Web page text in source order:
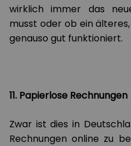
wirklich immer das
musst oder ob ein
genauso gut funktioniert.
11. Papierlose Rechnungen
Zwar ist dies in
Rechnungen online zu